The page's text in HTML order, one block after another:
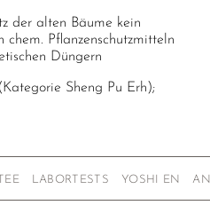
der alten Bäume kein
chem. Pflanzenschutzmitteln
Düngern
Sheng Pu Erh);
LABORTESTS YOSHI EN